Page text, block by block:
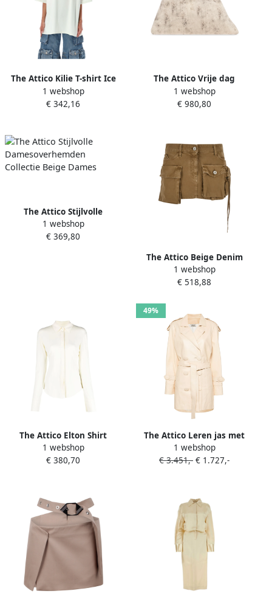
The Attico Kilie T-shirt Ice
Aw24 Beige Dames
1 webshop
€ 342,16
The Attico Vrije dag
schoudertas Beige Dames
1 webshop
€ 980,80
The Attico Stijlvolle
Damesoverhemden
Collectie Beige Dames
1 webshop
€ 369,80
The Attico Beige Denim
Cargo Mini Rok Beige
Dames
1 webshop
€ 518,88
The Attico Elton Shirt
Collectie Beige Dames
1 webshop
€ 380,70
49%
The Attico Leren jas met
dubbele rij knopen Beige
1 webshop
€ 3.451,- € 1.727,-